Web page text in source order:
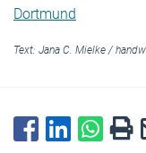
Dortmund
Text: Jana C. Mielke /